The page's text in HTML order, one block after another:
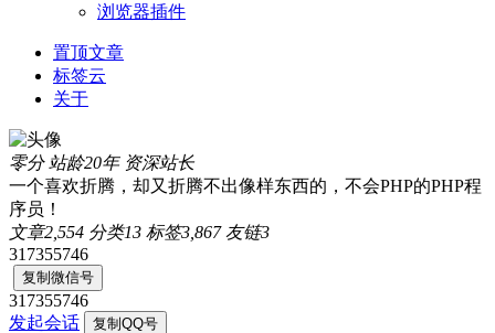
浏览器插件
置顶文章
标签云
关于
零分 站龄20年 资深站长
一个喜欢折腾，却又折腾不出像样东西的，不会PHP的PHP程
序员！
文章2,554 分类13 标签3,867 友链3
317355746
复制微信号
317355746
发起会话
复制QQ号